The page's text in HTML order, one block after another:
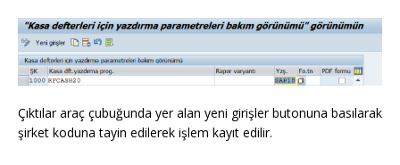
Çıktılar araç çubuğunda yer alan yeni girişler butonuna basılarak
şirket koduna tayin edilerek işlem kayıt edilir.